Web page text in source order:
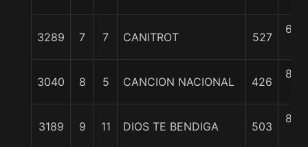
3289 7 7 CANITROT 527
6 1/
3040 8 5 CANCION NACIONAL 426
8 1/
3189 9 11 DIOS TE BENDIGA 503
8 1/